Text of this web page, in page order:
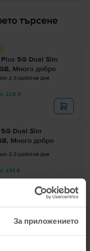
За приложението
търсене
5G Dual Sim
Много добро
2-3 работни дни
228 €
Dual Sim
Много добро
2-3 работни дни
234 €